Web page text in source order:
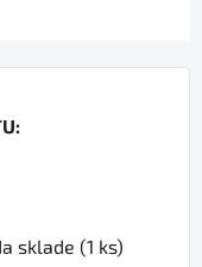
sklade (1 ks)